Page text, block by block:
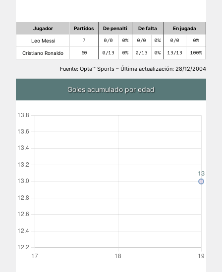
Jugador Partidos De penalti De falta En jugada
Leo Messi 7 0/0 0% 0/0 0% 0/0 0%
Cristiano Ronaldo 60 0/13 0% 0/13 0% 13/13 100%
Fuente: Opta™ Sports – Última actualización: 28/12/2004
Goles acumulado por edad